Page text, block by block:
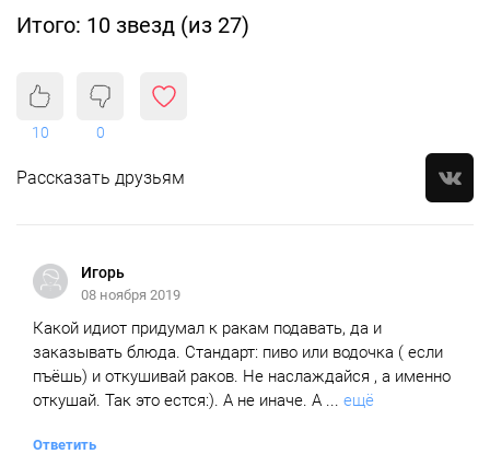
Итого: 10 звезд (из 27)
10 0
Рассказать друзьям
Игорь
08 ноября 2019
Какой идиот придумал к ракам подавать, да и
заказывать блюда. Стандарт: пиво или водочка ( если
пъёшь) и откушивай раков. Не наслаждайся , а именно
откушай. Так это естся:). А не иначе. А ... ещё
Ответить